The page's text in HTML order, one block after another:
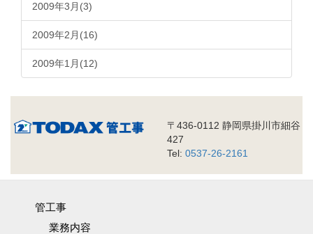
2009年3月(3)
2009年2月(16)
2009年1月(12)
〒436-0112 静岡県掛川市細谷
427
Tel: 0537-26-2161
管工事
業務内容